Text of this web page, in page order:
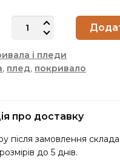
ПЛЕД
ПОКРИВАЛО
KASSANDRA
200X220
TM
КВАДРО
кількість
і пледи
, плед, покривало
про доставку
після замовлення
до 5 днів.